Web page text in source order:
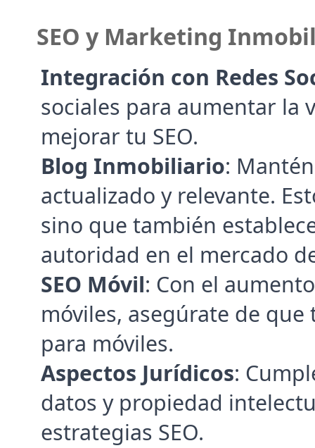
SEO y Marketing
Integración con Redes
sociales para aumentar la
mejorar tu SEO.
Blog Inmobiliario:
actualizado y relevante.
sino que también
autoridad en el mercado
SEO Móvil: Con el
móviles, asegúrate de
para móviles.
Aspectos Jurídicos:
datos y propiedad
estrategias SEO.